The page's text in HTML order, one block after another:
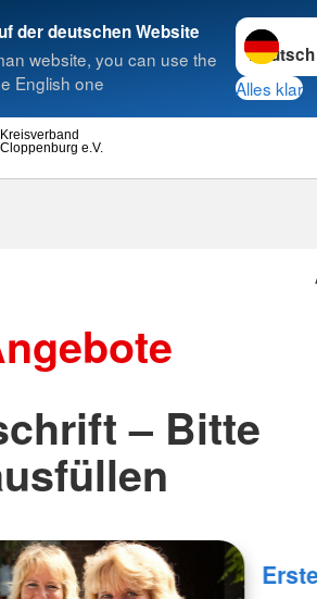
der deutschen Website
website, you can use the
English one
Sprache
Alles klar
Cloppenburg e.V.
Kreisverband
Suche
– Bitte